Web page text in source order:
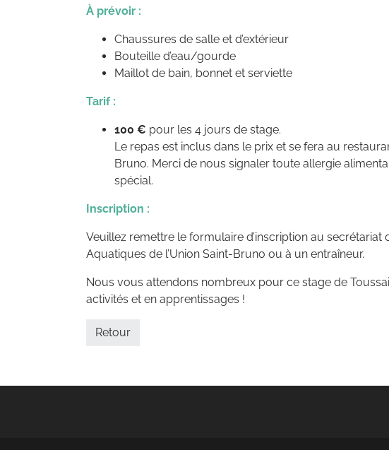
À prévoir :
Chaussures de salle et d’extérieur
Bouteille d’eau/gourde
Maillot de bain, bonnet et serviette
Tarif :
100 € pour les 4 jours de stage.
Le repas est inclus dans le prix et se fera au
Bruno. Merci de nous signaler toute allergie
spécial.
Inscription :
Veuillez remettre le formulaire d’inscription au secrétariat
Aquatiques de l’Union Saint-Bruno ou à un entraîneur.
Nous vous attendons nombreux pour ce stage de
activités et en apprentissages !
Retour